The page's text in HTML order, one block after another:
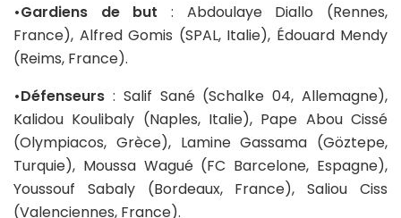
•Gardiens de but : Abdoulaye Diallo (Rennes,
France), Alfred Gomis (SPAL, Italie), Édouard Mendy
(Reims, France).
•Défenseurs : Salif Sané (Schalke 04, Allemagne),
Kalidou Koulibaly (Naples, Italie), Pape Abou Cissé
(Olympiacos, Grèce), Lamine Gassama (Göztepe,
Turquie), Moussa Wagué (FC Barcelone, Espagne),
Youssouf Sabaly (Bordeaux, France), Saliou Ciss
(Valenciennes, France).